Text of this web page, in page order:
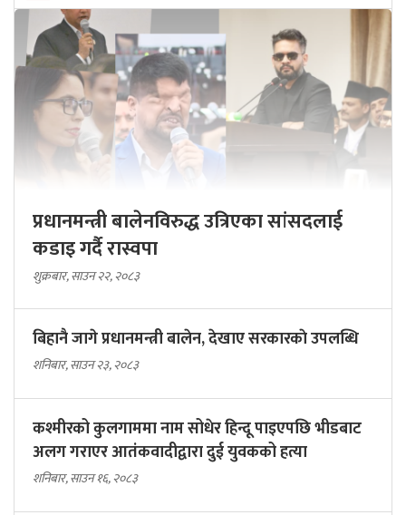
प्रधानमन्त्री बालेनविरुद्ध उत्रिएका सांसदलाई
कडाइ गर्दै रास्वपा
शुक्रबार, साउन २२, २०८३
बिहानै जागे प्रधानमन्त्री बालेन, देखाए सरकारकाे उपलब्धि
शनिबार, साउन २३, २०८३
कश्मीरको कुलगाममा नाम सोधेर हिन्दू पाइएपछि भीडबाट
अलग गराएर आतंकवादीद्वारा दुई युवकको हत्या
शनिबार, साउन १६, २०८३